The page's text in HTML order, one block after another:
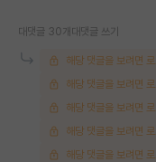
대댓글 30개 대댓글 쓰기
해당 댓글을 보려면
해당 댓글을 보려면
해당 댓글을 보려면
해당 댓글을 보려면
해당 댓글을 보려면